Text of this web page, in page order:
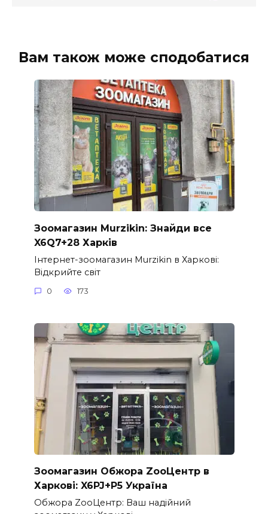
Вам також може сподобатися
Зоомагазин Murzikin: Знайди все
X6Q7+28 Харків
Інтернет-зоомагазин Murzikin в Харкові:
Відкрийте світ
0 173
Зоомагазин Обжора ZooЦентр в
Харкові: X6PJ+P5 Україна
Обжора ZooЦентр: Ваш надійний